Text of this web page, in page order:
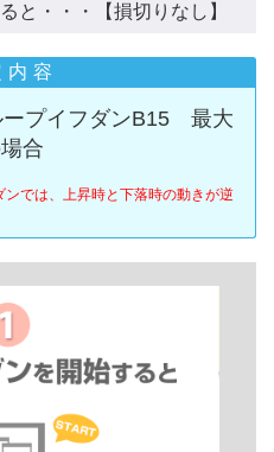
と・・・【損切りなし】
内容
ープイフダンB15 最大
合
では、上昇時と下落時の動きが逆